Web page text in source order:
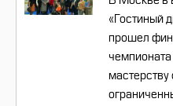
«Гостиный
прошел
мастерству